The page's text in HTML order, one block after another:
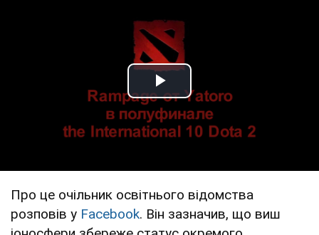
Play Video
Про це очільник освітнього відомства
розповів у Facebook. Він зазначив, що виш